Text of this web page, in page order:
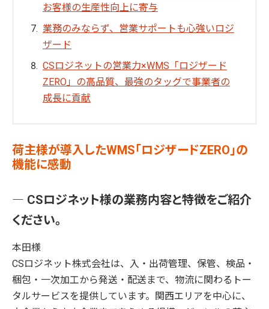
お客様の生産性向上に寄与
業務のみならず、営業サポートも心強いロジ
ザード
CSロジネットの営業力×WMS「ロジザード
ZERO」の高品質、最強のタッグで事業者の
成長に貢献
荷主様が導入したWMS「ロジザードZERO」の
機能に感動
― CSロジネット様の業務内容と特徴をご紹介
ください。
本田様
CSロジネット株式会社は、入・出荷管理、保管、検品・
梱包・一次加工から発送・配送まで、物流に関わるトー
タルサービスを提供しています。関西エリアを中心に、